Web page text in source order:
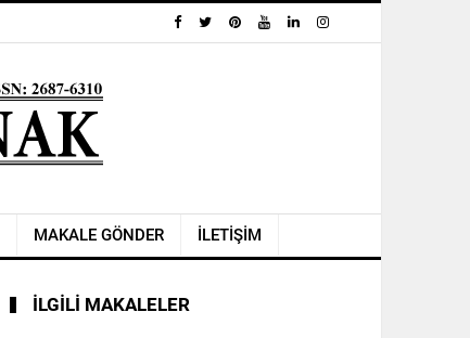
MAKALE GÖNDER İLETİŞİM
İLGILI MAKALELER